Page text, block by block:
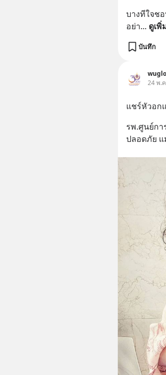
บางทีใจช
อย่า... ดูเพิ่
บันทึก
24 พ.
แชร์หัวอก
รพ.ศูนย์ก
ปลอดภัย